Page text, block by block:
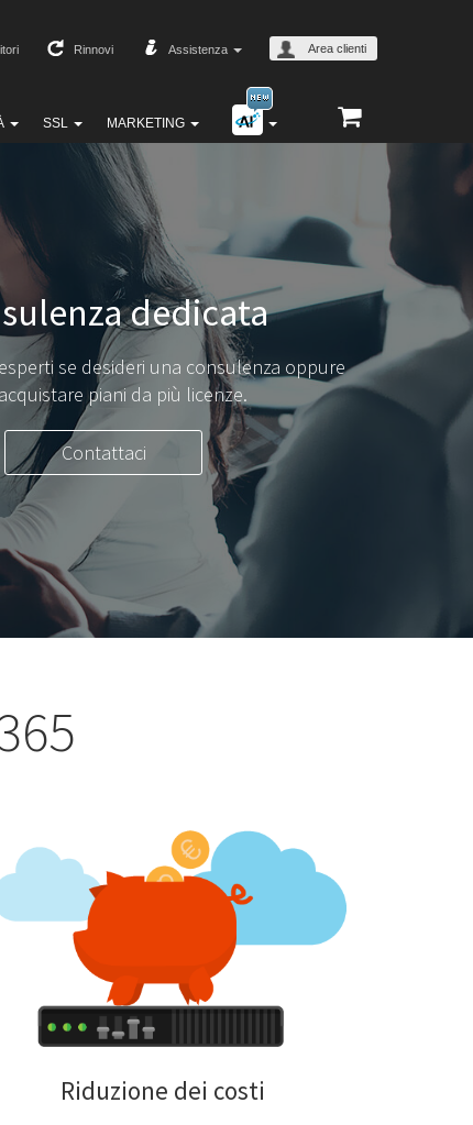
SSL MARKETING
Rinnovi Assistenza Area clienti
dedicata
se desideri una consulenza oppure
piani da più licenze.
Contattaci
Riduzione dei costi